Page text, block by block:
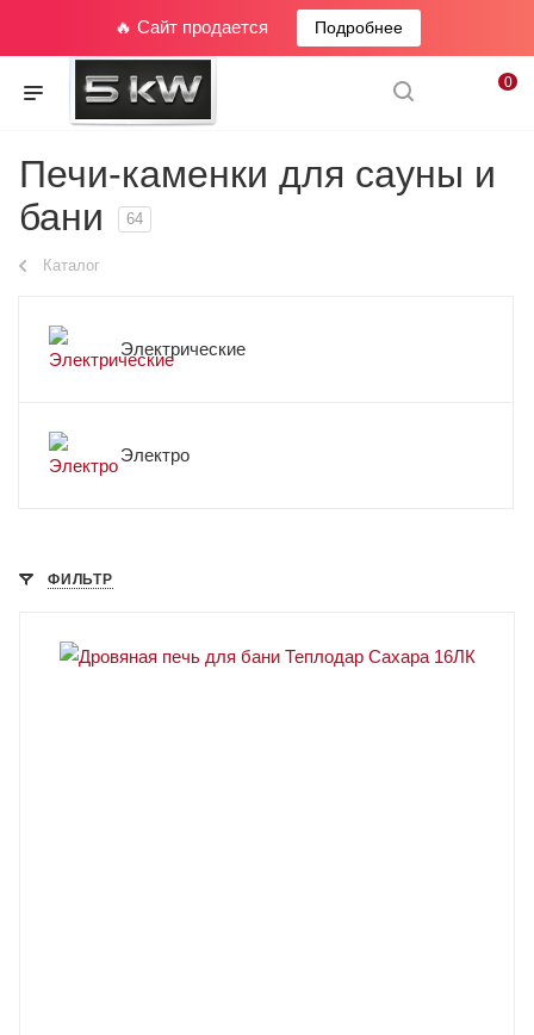
🔥 Сайт продается Подробнее
0
Печи-каменки для сауны и
бани
64
Каталог
Электрические
Электро
ФИЛЬТР